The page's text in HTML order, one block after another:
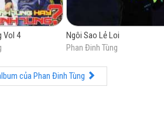
Vol 4
Ngôi Sao Lẻ Loi
Phan Đinh Tùng
của Phan Đinh Tùng